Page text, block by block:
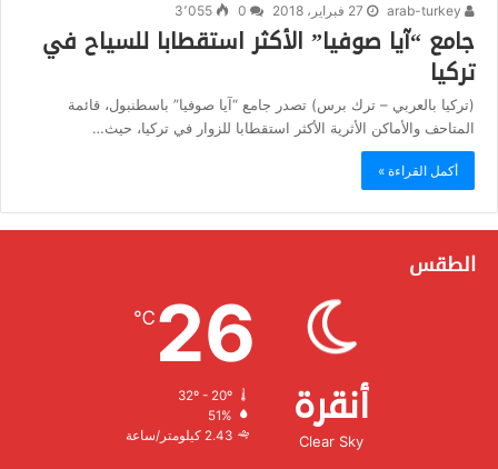
27 فبراير، 2018 3٬055
جامع “آيا صوفيا” الأكثر استقطابا للسياح في
تركيا
(تركيا بالعربي – ترك برس) تصدر جامع “آيا صوفيا” باسطنبول، قائمة
المتاحف والأماكن الأثرية الأكثر استقطابا للزوار في تركيا، حيث…
أكمل القراءة »
الطقس
أنقرة
Clear Sky
26
℃
32º - 20º
الرطوبة:
الرياح:2.43 كيلومتر/ساعة